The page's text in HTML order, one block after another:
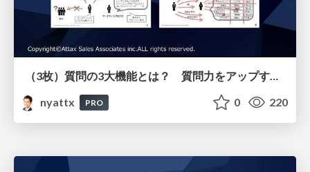
nyattx
PRO 0 220